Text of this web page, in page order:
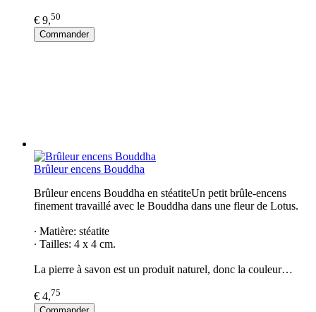
€ 9,50
Commander
Brûleur encens Bouddha
Brûleur encens Bouddha en stéatiteUn petit brûle-encens
finement travaillé avec le Bouddha dans une fleur de Lotus.
∙ Matière: stéatite
∙ Tailles: 4 x 4 cm.
La pierre à savon est un produit naturel, donc la couleur…
€ 4,75